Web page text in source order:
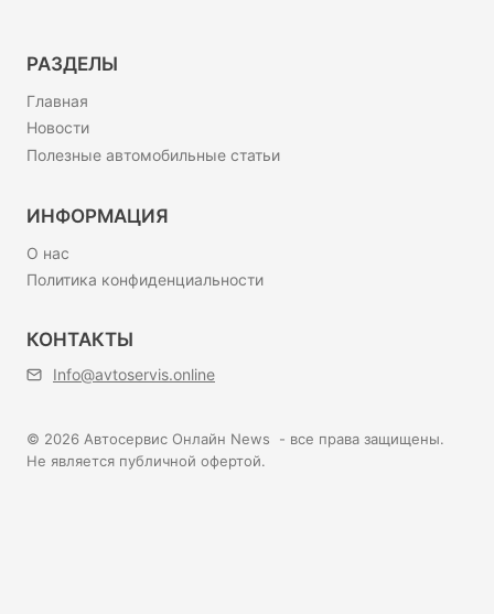
РАЗДЕЛЫ
Главная
Новости
Полезные автомобильные статьи
ИНФОРМАЦИЯ
О нас
Политика конфиденциальности
КОНТАКТЫ
Info@avtoservis.online
© 2026 Автосервис Онлайн News - все права защищены.
Не является публичной офертой.